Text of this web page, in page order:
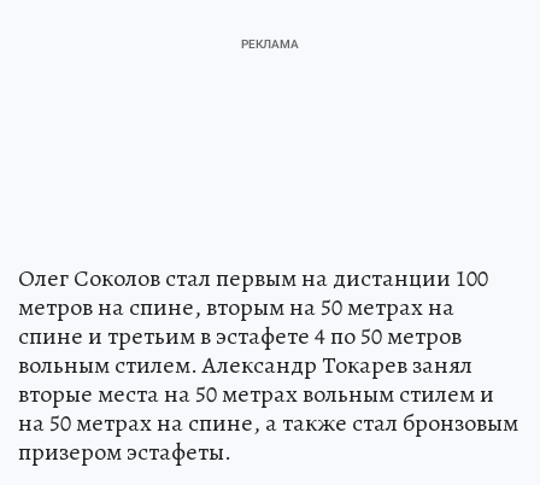
Олег Соколов стал первым на дистанции 100
метров на спине, вторым на 50 метрах на
спине и третьим в эстафете 4 по 50 метров
вольным стилем. Александр Токарев занял
вторые места на 50 метрах вольным стилем и
на 50 метрах на спине, а также стал бронзовым
призером эстафеты.